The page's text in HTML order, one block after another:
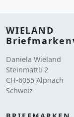
WIELAND
Daniela Wieland
Steinmattli 2
CH-6055 Alpnach
Schweiz